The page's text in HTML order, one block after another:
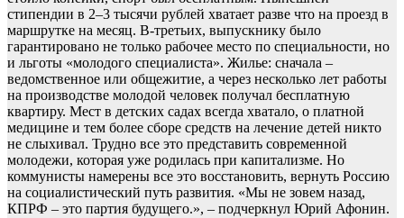
стипендии в 2–3 тысячи рублей хватает разве что на проезд в
маршрутке на месяц. В-третьих, выпускнику было
гарантировано не только рабочее место по специальности, но
и льготы «молодого специалиста». Жилье: сначала –
ведомственное или общежитие, а через несколько лет работы
на производстве молодой человек получал бесплатную
квартиру. Мест в детских садах всегда хватало, о платной
медицине и тем более сборе средств на лечение детей никто
не слыхивал. Трудно все это представить современной
молодежи, которая уже родилась при капитализме. Но
коммунисты намерены все это восстановить, вернуть Россию
на социалистический путь развития. «Мы не зовем назад,
КПРФ – это партия будущего.», – подчеркнул Юрий Афонин.